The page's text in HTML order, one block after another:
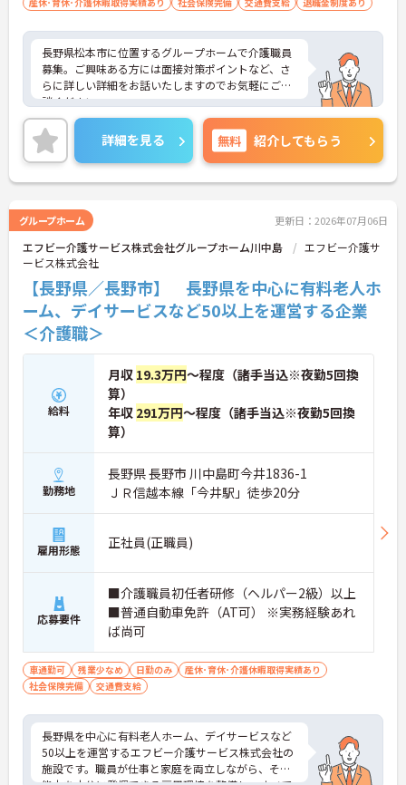
長野県松本市に位置するグループホームで介護職員
募集。ご興味ある方には面接対策ポイントなど、さ
らに詳しい詳細をお話いたしますのでお気軽にご相
談ください。
詳細を見る 無料 紹介してもらう
グループホーム 更新日：2026年07月06日
エフビー介護サービス株式会社グループホーム川中島
エフビー介護サ
ービス株式会社
【長野県／長野市】 長野県を中心に有料老人ホ
ーム、デイサービスなど50以上を運営する企業
＜介護職＞
給料
月収 19.3万円～程度（諸手当込※夜勤5回換
算）
年収 291万円～程度（諸手当込※夜勤5回換
算）
勤務地
長野県 長野市 川中島町今井1836-1
ＪＲ信越本線「今井駅」徒歩20分
雇用形態 正社員(正職員)
応募要件
■介護職員初任者研修（ヘルパー2級）以上
■普通自動車免許（AT可） ※実務経験あれ
ば尚可
車通勤可 残業少なめ 日勤のみ
産休･育休･介護休暇取得実績あり
社会保険完備
交通費支給
長野県を中心に有料老人ホーム、デイサービスなど
50以上を運営するエフビー介護サービス株式会社の
施設です。職員が仕事と家庭を両立しながら、その